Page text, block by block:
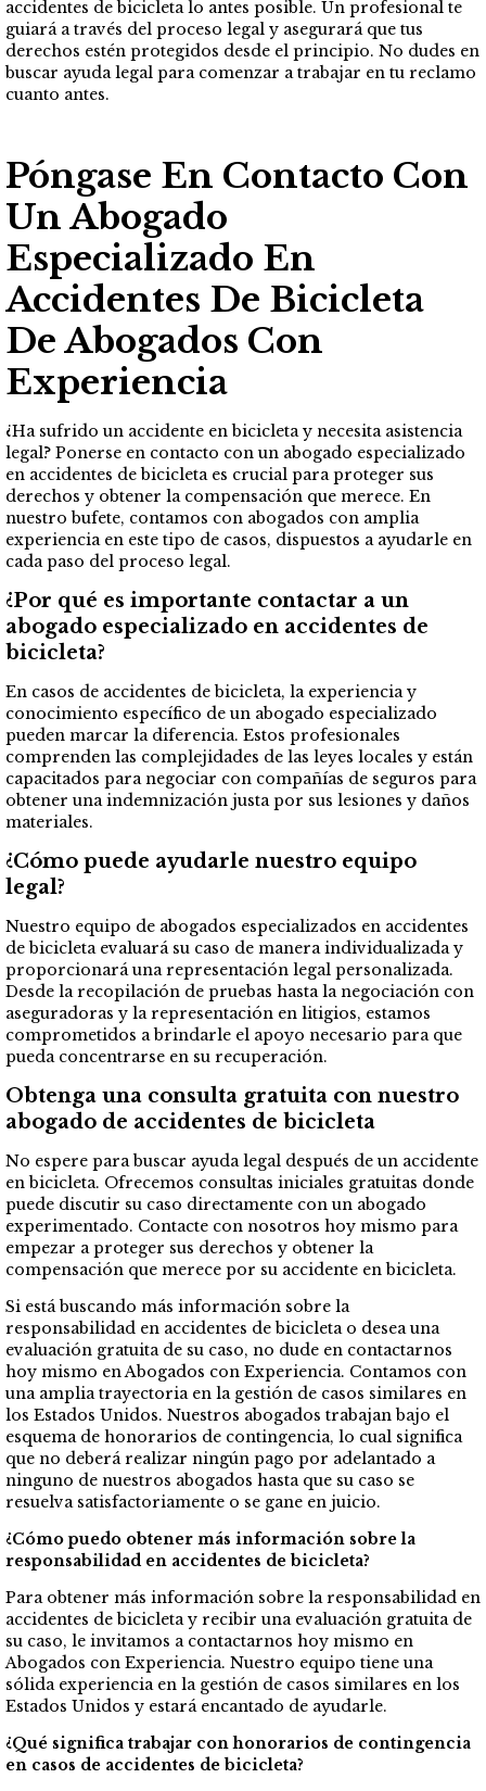
accidentes de bicicleta lo antes posible. Un profesional te
guiará a través del proceso legal y asegurará que tus
derechos estén protegidos desde el principio. No dudes en
buscar ayuda legal para comenzar a trabajar en tu reclamo
cuanto antes.
Póngase En Contacto Con
Un Abogado
Especializado En
Accidentes De Bicicleta
De Abogados Con
Experiencia
¿Ha sufrido un accidente en bicicleta y necesita asistencia
legal? Ponerse en contacto con un abogado especializado
en accidentes de bicicleta es crucial para proteger sus
derechos y obtener la compensación que merece. En
nuestro bufete, contamos con abogados con amplia
experiencia en este tipo de casos, dispuestos a ayudarle en
cada paso del proceso legal.
¿Por qué es importante contactar a un
abogado especializado en accidentes de
bicicleta?
En casos de accidentes de bicicleta, la experiencia y
conocimiento específico de un abogado especializado
pueden marcar la diferencia. Estos profesionales
comprenden las complejidades de las leyes locales y están
capacitados para negociar con compañías de seguros para
obtener una indemnización justa por sus lesiones y daños
materiales.
¿Cómo puede ayudarle nuestro equipo
legal?
Nuestro equipo de abogados especializados en accidentes
de bicicleta evaluará su caso de manera individualizada y
proporcionará una representación legal personalizada.
Desde la recopilación de pruebas hasta la negociación con
aseguradoras y la representación en litigios, estamos
comprometidos a brindarle el apoyo necesario para que
pueda concentrarse en su recuperación.
Obtenga una consulta gratuita con nuestro
abogado de accidentes de bicicleta
No espere para buscar ayuda legal después de un accidente
en bicicleta. Ofrecemos consultas iniciales gratuitas donde
puede discutir su caso directamente con un abogado
experimentado. Contacte con nosotros hoy mismo para
empezar a proteger sus derechos y obtener la
compensación que merece por su accidente en bicicleta.
Si está buscando más información sobre la
responsabilidad en accidentes de bicicleta o desea una
evaluación gratuita de su caso, no dude en contactarnos
hoy mismo en Abogados con Experiencia. Contamos con
una amplia trayectoria en la gestión de casos similares en
los Estados Unidos. Nuestros abogados trabajan bajo el
esquema de honorarios de contingencia, lo cual significa
que no deberá realizar ningún pago por adelantado a
ninguno de nuestros abogados hasta que su caso se
resuelva satisfactoriamente o se gane en juicio.
¿Cómo puedo obtener más información sobre la
responsabilidad en accidentes de bicicleta?
Para obtener más información sobre la responsabilidad en
accidentes de bicicleta y recibir una evaluación gratuita de
su caso, le invitamos a contactarnos hoy mismo en
Abogados con Experiencia. Nuestro equipo tiene una
sólida experiencia en la gestión de casos similares en los
Estados Unidos y estará encantado de ayudarle.
¿Qué significa trabajar con honorarios de contingencia
en casos de accidentes de bicicleta?